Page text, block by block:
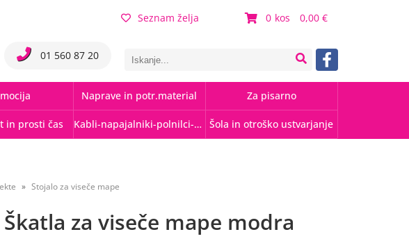
0 0,00
Seznam želja
01 560 87 20
Naprave in potr.material Za pisarno
in prosti čas Kabli-napajalniki-polnilci-hubi Šola in otroško ustvarjanje
Stojalo za viseče mape
Škatla za viseče mape modra